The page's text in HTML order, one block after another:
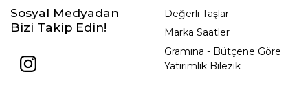
Sosyal Medyadan
Bizi Takip Edin!
Değerli Taşlar
Marka Saatler
Gramına - Bütçene Göre
Yatırımlık Bilezik